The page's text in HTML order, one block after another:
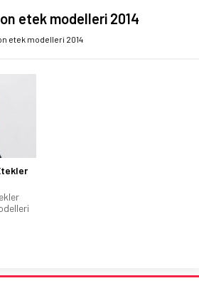
etek modelleri 2014
etek modelleri 2014